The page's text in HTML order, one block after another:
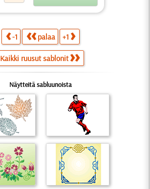
-1 palaa +1
Kaikki ruusut sablonit
Näytteitä sabluunoista